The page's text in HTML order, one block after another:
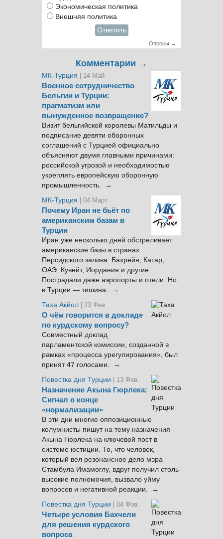
Экономическая политика
Внешняя политика
Ответить
Опросы →
Комментарии →
МК-Турция | 14 Май
Военное сотрудничество
Бельгии и Турции:
прагматизм или
вынужденное возвращение?
Визит бельгийской королевы Матильды и
подписание девяти оборонных
соглашений с Турцией официально
объясняют двумя главными причинами:
российской угрозой и необходимостью
укреплять европейскую оборонную
промышленность. →
МК-Турция
| 04 Март
Почему Иран не бьёт по
американским базам в
Турции
Иран уже несколько дней обстреливает
американские базы в странах
Персидского залива: Бахрейн, Катар,
ОАЭ, Кувейт, Иордания и другие.
Пострадали даже аэропорты и отели. Но
в Турции — тишина. →
Таха Акйол | 23 Фев.
О чём говорится в докладе
по курдскому вопросу?
Совместный доклад
парламентской комиссии, созданной в
рамках «процесса урегулирования», был
принят 47 голосами. →
Повестка дня Турции
| 13 Фев.
Назначение Акына Гюрлека:
Сигнал о конце
«нормализации»
В эти дни многие оппозиционные
колумнисты пишут на тему назначения
Акына Гюрлека на ключевой пост в
системе юстиции. То, что человек,
который вел резонансное дело мэра
Стамбула Имамоглу, вдруг получил столь
высокие полномочия, вызвало уйму
вопросов и негативной реакции. →
Повестка дня Турции
| 04 Фев.
Четыре условия Бахчели
для решения курдского
вопроса